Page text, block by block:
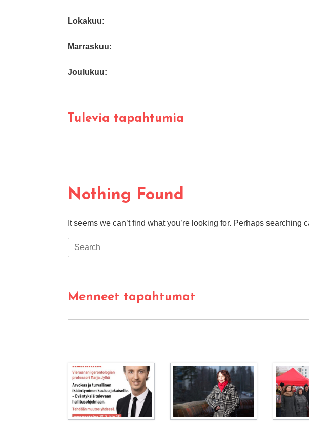
Lokakuu:
Marraskuu:
Joulukuu:
Tulevia tapahtumia
Nothing Found
It seems we can’t find what you’re looking for. Perhaps searching
Search
for:
Menneet tapahtumat